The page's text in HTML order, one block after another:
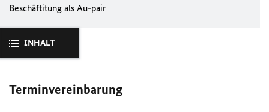
Beschäftitung als Au-pair
INHALT
Terminvereinbarung